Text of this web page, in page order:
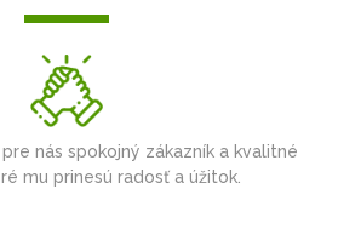
nás spokojný zákazník a kvalitné
mu prinesú radosť a úžitok.